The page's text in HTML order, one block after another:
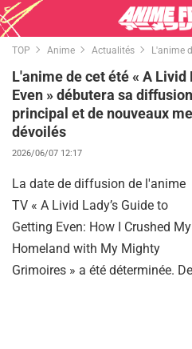
TOP Anime Actualités L'anime
L'anime de cet été « A Livid
Even » débutera sa
principal et de nouveaux
dévoilés
2026/06/07 12:17
La date de diffusion de l'anime
TV « A Livid Lady’s Guide to
Getting Even: How I Crushed My
Homeland with My Mighty
Grimoires » a été déterminée. De